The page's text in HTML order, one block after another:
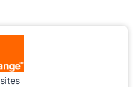
sites